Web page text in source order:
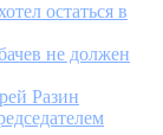
остаться в
не должен
Разин